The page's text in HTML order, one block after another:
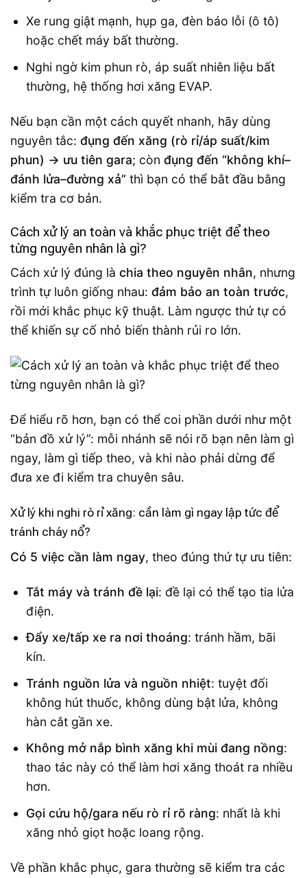
Xe rung giật mạnh, hụp ga, đèn báo lỗi (ô tô)
hoặc chết máy bất thường.
Nghi ngờ kim phun rò, áp suất nhiên liệu bất
thường, hệ thống hơi xăng EVAP.
Nếu bạn cần một cách quyết nhanh, hãy dùng
nguyên tắc: đụng đến xăng (rò rỉ/áp suất/kim
phun) → ưu tiên gara; còn đụng đến “không khí–
đánh lửa–đường xả” thì bạn có thể bắt đầu bằng
kiểm tra cơ bản.
Cách xử lý an toàn và khắc phục triệt để theo
từng nguyên nhân là gì?
Cách xử lý đúng là chia theo nguyên nhân, nhưng
trình tự luôn giống nhau: đảm bảo an toàn trước,
rồi mới khắc phục kỹ thuật. Làm ngược thứ tự có
thể khiến sự cố nhỏ biến thành rủi ro lớn.
Để hiểu rõ hơn, bạn có thể coi phần dưới như một
“bản đồ xử lý”: mỗi nhánh sẽ nói rõ bạn nên làm gì
ngay, làm gì tiếp theo, và khi nào phải dừng để
đưa xe đi kiểm tra chuyên sâu.
Xử lý khi nghi rò rỉ xăng: cần làm gì ngay lập tức để
tránh cháy nổ?
Có 5 việc cần làm ngay, theo đúng thứ tự ưu tiên:
Tắt máy và tránh đề lại: đề lại có thể tạo tia lửa
điện.
Đẩy xe/tấp xe ra nơi thoáng: tránh hầm, bãi
kín.
Tránh nguồn lửa và nguồn nhiệt: tuyệt đối
không hút thuốc, không dùng bật lửa, không
hàn cắt gần xe.
Không mở nắp bình xăng khi mùi đang nồng:
thao tác này có thể làm hơi xăng thoát ra nhiều
hơn.
Gọi cứu hộ/gara nếu rò rỉ rõ ràng: nhất là khi
xăng nhỏ giọt hoặc loang rộng.
Về phần khắc phục, gara thường sẽ kiểm tra các